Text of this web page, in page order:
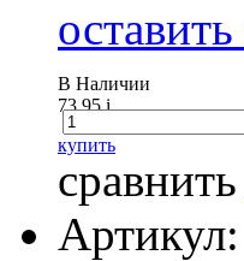
В Наличии
73.95i
купить
сравнить